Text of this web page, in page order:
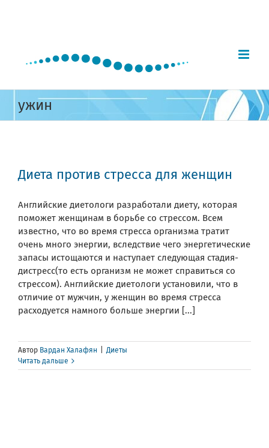
ужин
Диета против стресса для женщин
Английские диетологи разработали диету, которая
поможет женщинам в борьбе со стрессом. Всем
известно, что во время стресса организма тратит
очень много энергии, вследствие чего энергетические
запасы истощаются и наступает следующая стадия-
дистресс(то есть организм не может справиться со
стрессом). Английские диетологи установили, что в
отличие от мужчин, у женщин во время стресса
расходуется намного больше энергии [...]
Автор Вардан Халафян
Диеты
Читать дальше